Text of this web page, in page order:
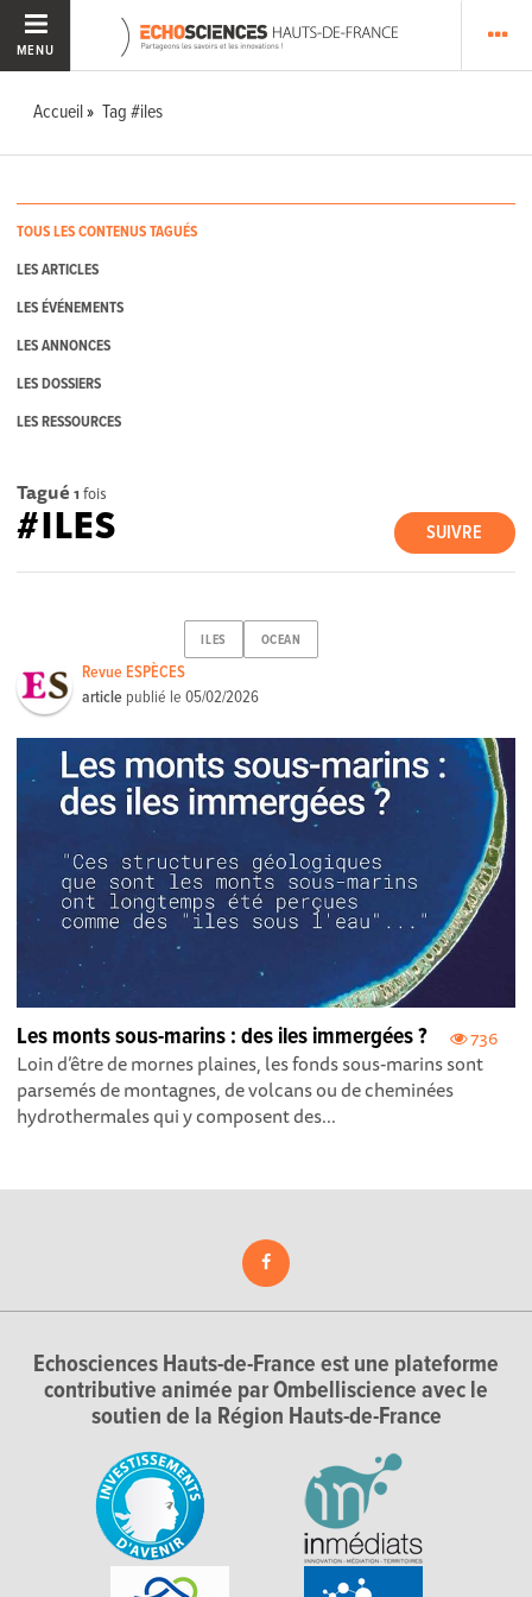
MENU
Accueil Tag #iles
TOUS LES CONTENUS TAGUÉS
LES ARTICLES
LES ÉVÉNEMENTS
LES ANNONCES
LES DOSSIERS
LES RESSOURCES
Tagué 1 fois
SUIVRE
#ILES
ILES OCEAN
Revue ESPÈCES
article publié le05/02/2026
736
Les monts sous-marins : des iles immergées ?
Loin d’être de mornes plaines, les fonds sous-marins sont
parsemés de montagnes, de volcans ou de cheminées
hydrothermales qui y composent des...
Echosciences Hauts-de-France est une plateforme
contributive animée par Ombelliscience avec le
soutien de la Région Hauts-de-France